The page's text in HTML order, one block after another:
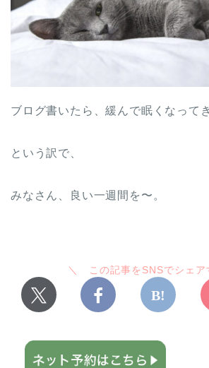
ブログ書いたら、緩んで眠くなって
という訳で、
みなさん、良い一週間を〜。